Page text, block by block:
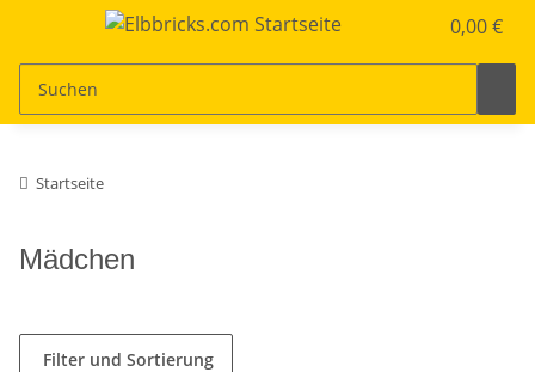
0,00 €
Startseite
Mädchen
Filter und Sortierung